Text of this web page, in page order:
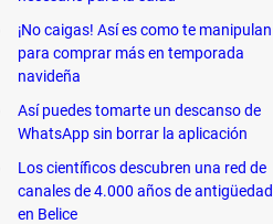
y Mikel Losada.
¡No caigas! Así es como te manipulan
para comprar más en temporada
navideña
Así puedes tomarte un descanso de
WhatsApp sin borrar la aplicación
Los científicos descubren una red de
canales de 4.000 años de antigüedad
en Belice